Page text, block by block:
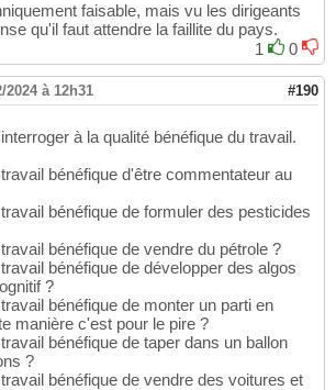
faisable, mais vu les dirigeants
qu'il faut attendre la faillite du pays.
1
0
2024 à 12h31 #190
à la qualité bénéfique du travail.
bénéfique d'être commentateur au
bénéfique de formuler des pesticides
bénéfique de vendre du pétrole ?
bénéfique de développer des algos
?
bénéfique de monter un parti en
manière c'est pour le pire ?
bénéfique de taper dans un ballon
?
bénéfique de vendre des voitures et